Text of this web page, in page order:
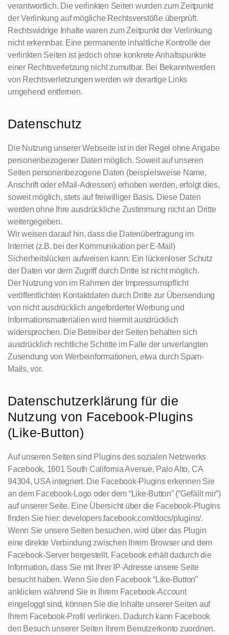
verantwortlich. Die verlinkten Seiten wurden zum Zeitpunkt
der Verlinkung auf mögliche Rechtsverstöße überprüft.
Rechtswidrige Inhalte waren zum Zeitpunkt der Verlinkung
nicht erkennbar. Eine permanente inhaltliche Kontrolle der
verlinkten Seiten ist jedoch ohne konkrete Anhaltspunkte
einer Rechtsverletzung nicht zumutbar. Bei Bekanntwerden
von Rechtsverletzungen werden wir derartige Links
umgehend entfernen.
Datenschutz
Die Nutzung unserer Webseite ist in der Regel ohne Angabe
personenbezogener Daten möglich. Soweit auf unseren
Seiten personenbezogene Daten (beispielsweise Name,
Anschrift oder eMail-Adressen) erhoben werden, erfolgt dies,
soweit möglich, stets auf freiwilliger Basis. Diese Daten
werden ohne Ihre ausdrückliche Zustimmung nicht an Dritte
weitergegeben.
Wir weisen darauf hin, dass die Datenübertragung im
Internet (z.B. bei der Kommunikation per E-Mail)
Sicherheitslücken aufweisen kann. Ein lückenloser Schutz
der Daten vor dem Zugriff durch Dritte ist nicht möglich.
Der Nutzung von im Rahmen der Impressumspflicht
veröffentlichten Kontaktdaten durch Dritte zur Übersendung
von nicht ausdrücklich angeforderter Werbung und
Informationsmaterialien wird hiermit ausdrücklich
widersprochen. Die Betreiber der Seiten behalten sich
ausdrücklich rechtliche Schritte im Falle der unverlangten
Zusendung von Werbeinformationen, etwa durch Spam-
Mails, vor.
Datenschutzerklärung für die
Nutzung von Facebook-Plugins
(Like-Button)
Auf unseren Seiten sind Plugins des sozialen Netzwerks
Facebook, 1601 South California Avenue, Palo Alto, CA
94304, USA integriert. Die Facebook-Plugins erkennen Sie
an dem Facebook-Logo oder dem “Like-Button” (“Gefällt mir”)
auf unserer Seite. Eine Übersicht über die Facebook-Plugins
finden Sie hier: developers.facebook.com/docs/plugins/.
Wenn Sie unsere Seiten besuchen, wird über das Plugin
eine direkte Verbindung zwischen Ihrem Browser und dem
Facebook-Server hergestellt. Facebook erhält dadurch die
Information, dass Sie mit Ihrer IP-Adresse unsere Seite
besucht haben. Wenn Sie den Facebook “Like-Button”
anklicken während Sie in Ihrem Facebook-Account
eingeloggt sind, können Sie die Inhalte unserer Seiten auf
Ihrem Facebook-Profil verlinken. Dadurch kann Facebook
den Besuch unserer Seiten Ihrem Benutzerkonto zuordnen.